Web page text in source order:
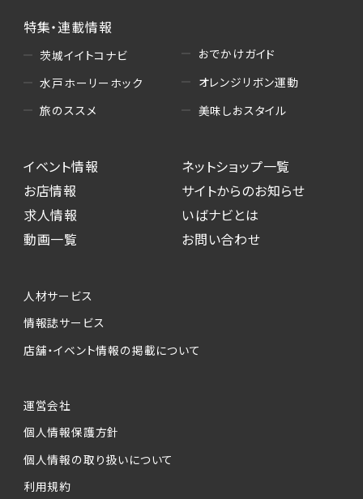
特集・連載情報
茨城イイトコナビ
水戸ホーリーホック
旅のススメ
おでかけガイド
オレンジリボン運動
美味しおスタイル
イベント情報
お店情報
求人情報
動画一覧
ネットショップ一覧
サイトからのお知らせ
いばナビとは
お問い合わせ
人材サービス
情報誌サービス
店舗・イベント情報の掲載について
運営会社
個人情報保護方針
個人情報の取り扱いについて
利用規約